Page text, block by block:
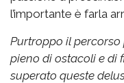
l’importante è farla
Purtroppo il percorso
pieno di ostacoli e di
superato queste